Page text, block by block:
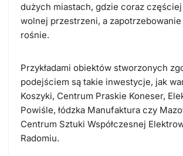
dużych miastach, gdzie coraz
wolnej przestrzeni, a
rośnie.
Przykładami obiektów stworzonych
podejściem są takie inwestycje, jak
Koszyki, Centrum Praskie Koneser,
Powiśle, łódzka Manufaktura czy
Centrum Sztuki Współczesnej
Radomiu.